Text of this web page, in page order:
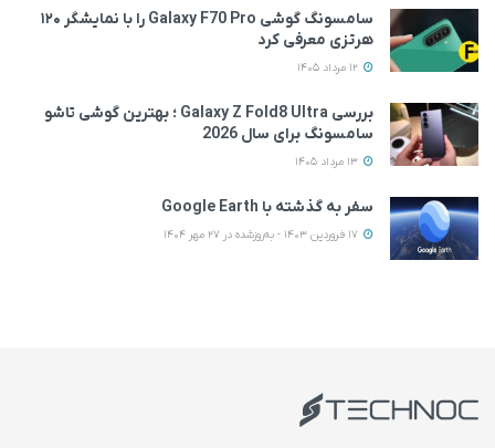
سامسونگ گوشی Galaxy F70 Pro را با نمایشگر ۱۲۰
هرتزی معرفی کرد
بررسی Galaxy Z Fold8 Ultra ؛ بهترین گوشی تاشو
سامسونگ برای سال 2026
سفر به گذشته با Google Earth